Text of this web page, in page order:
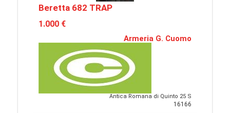
Beretta 682 TRAP
1.000 €
Armeria G. Cuomo
Antica Romana di Quinto 25 S
16166